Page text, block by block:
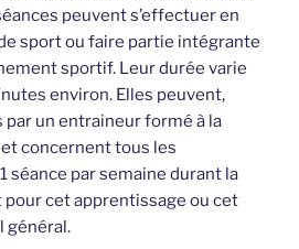
peuvent s’effectuer en
sport ou faire partie intégrante
sportif. Leur durée varie
environ. Elles peuvent,
un entraineur formé à la
concernent tous les
séance par semaine durant la
cet apprentissage ou cet
général.